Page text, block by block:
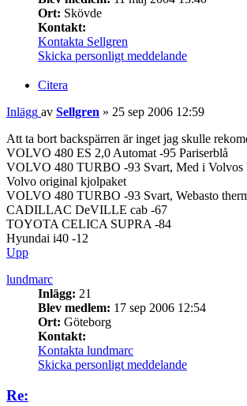
Ort: Skövde
Kontakt:
Kontakta Sellgren
Skicka personligt meddelande
Citera
Inlägg av Sellgren » 25 sep 2006 12:59
Att ta bort backspärren är inget jag skulle
VOLVO 480 ES 2,0 Automat -95 Pariserblå
VOLVO 480 TURBO -93 Svart, Med i Volvos
Volvo original kjolpaket
VOLVO 480 TURBO -93 Svart, Webasto
CADILLAC DeVILLE cab -67
TOYOTA CELICA SUPRA -84
Hyundai i40 -12
Upp
lundmarc
Inlägg: 21
Blev medlem: 17 sep 2006 12:54
Ort: Göteborg
Kontakt:
Kontakta lundmarc
Skicka personligt meddelande
Re: